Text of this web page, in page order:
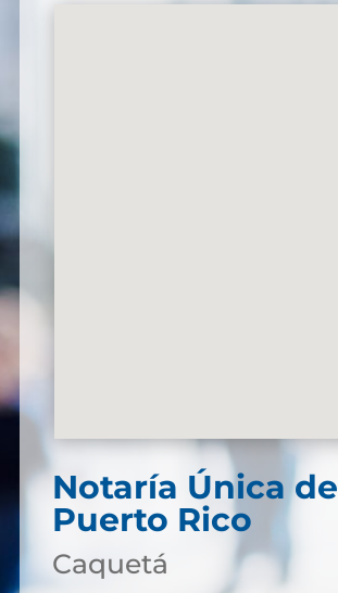
Notaría Única de
Puerto Rico
Caquetá